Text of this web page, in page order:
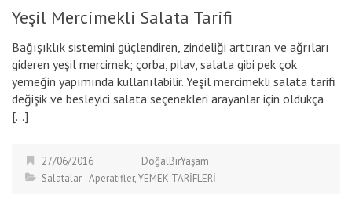
Yeşil Mercimekli Salata Tarifi
Bağışıklık sistemini güçlendiren, zindeliği arttıran ve ağrıları
gideren yeşil mercimek; çorba, pilav, salata gibi pek çok
yemeğin yapımında kullanılabilir. Yeşil mercimekli salata tarifi
değişik ve besleyici salata seçenekleri arayanlar için oldukça
[…]
27/06/2016
DoğalBirYaşam
Salatalar - Aperatifler,YEMEK TARİFLERİ